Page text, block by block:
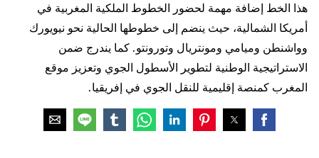
هذا الخط إضافة مهمة لحضور الخطوط الملكية المغربية في
أمريكا الشمالية، حيث ينضم إلى خطوطها الحالية نحو نيويورك
وواشنطن وميامي ومونتريال وتورونتو. كما يندرج ضمن
الاستراتيجية الوطنية لتطوير الأسطول الجوي وتعزيز موقع
المغرب كمنصة إقليمية للنقل الجوي في إفريقيا.